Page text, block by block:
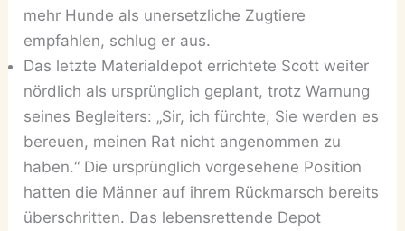
mehr Hunde als unersetzliche Zugtiere
empfahlen, schlug er aus.
Das letzte Materialdepot errichtete Scott weiter
nördlich als ursprünglich geplant, trotz Warnung
seines Begleiters: „Sir, ich fürchte, Sie werden es
bereuen, meinen Rat nicht angenommen zu
haben.“ Die ursprünglich vorgesehene Position
hatten die Männer auf ihrem Rückmarsch bereits
überschritten. Das lebensrettende Depot